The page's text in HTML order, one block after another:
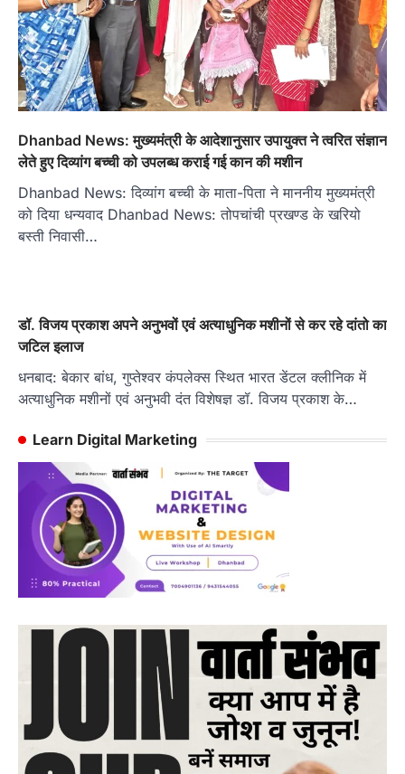
Dhanbad News: मुख्यमंत्री के आदेशानुसार उपायुक्त ने त्वरित संज्ञान
लेते हुए दिव्यांग बच्ची को उपलब्ध कराई गई कान की मशीन
Dhanbad News: दिव्यांग बच्ची के माता-पिता ने माननीय मुख्यमंत्री
को दिया धन्यवाद Dhanbad News: तोपचांची प्रखण्ड के खरियो
बस्ती निवासी…
डॉ. विजय प्रकाश अपने अनुभवों एवं अत्याधुनिक मशीनों से कर रहे दांतो का
जटिल इलाज
धनबाद: बेकार बांध, गुप्तेश्वर कंपलेक्स स्थित भारत डेंटल क्लीनिक में
अत्याधुनिक मशीनों एवं अनुभवी दंत विशेषज्ञ डॉ. विजय प्रकाश के…
Learn Digital Marketing